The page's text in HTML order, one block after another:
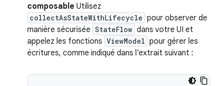
composable Utilisez
collectAsStateWithLifecycle pour observer de
manière sécurisée StateFlow dans votre UI et
appelez les fonctions ViewModel pour gérer les
écritures, comme indiqué dans l'extrait suivant :